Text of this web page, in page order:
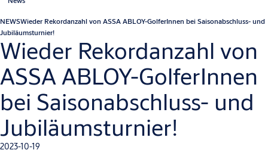
NEWSWieder Rekordanzahl von ASSA ABLOY-GolferInnen bei Saisonabschluss- und
Jubiläumsturnier!
Wieder Rekordanzahl von
ASSA ABLOY-GolferInnen
bei Saisonabschluss- und
Jubiläumsturnier!
2023-10-19